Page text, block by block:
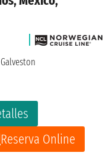
Reserva Online
Galveston